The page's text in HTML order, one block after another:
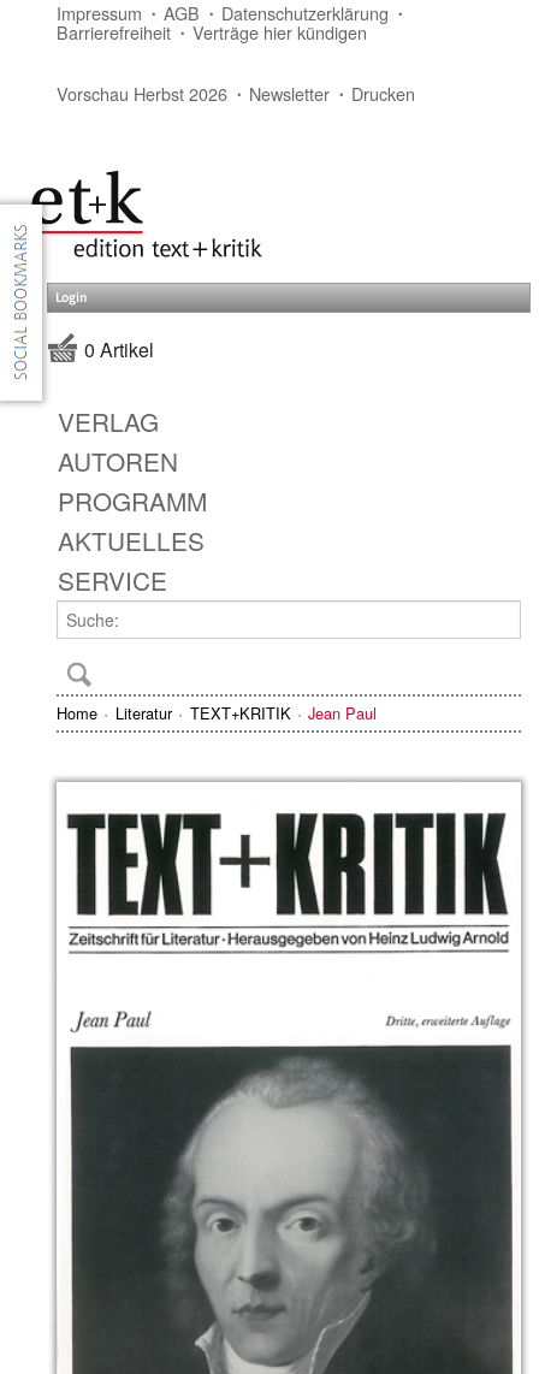
Impressum AGB Datenschutzerklärung
Barrierefreiheit Verträge hier kündigen
Vorschau Herbst 2026 Newsletter Drucken
Login
0 Artikel
VERLAG
AUTOREN
PROGRAMM
AKTUELLES
SERVICE
Home Literatur TEXT+KRITIK Jean Paul